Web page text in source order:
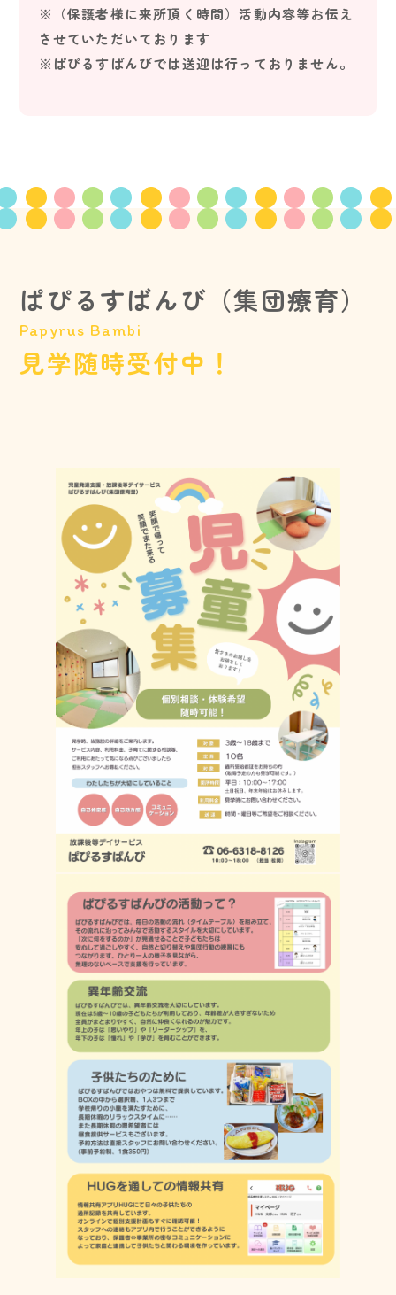
※（保護者様に来所頂く時間）活動内容等お伝え
させていただいております
※ぱぴるすばんびでは送迎は行っておりません。
ぱぴるすばんび（集団療育）
Papyrus Bambi
見学随時受付中！